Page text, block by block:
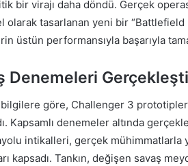
bir virajı daha döndü. Gerçek
olarak tasarlanan yeni bir “Battlefield
üstün performansıyla başarıyla
Denemeleri
bilgilere göre, Challenger 3
Kapsamlı denemeler altında
intikalleri, gerçek mühimmatlarla
kapsadı. Tankın, değişen savaş